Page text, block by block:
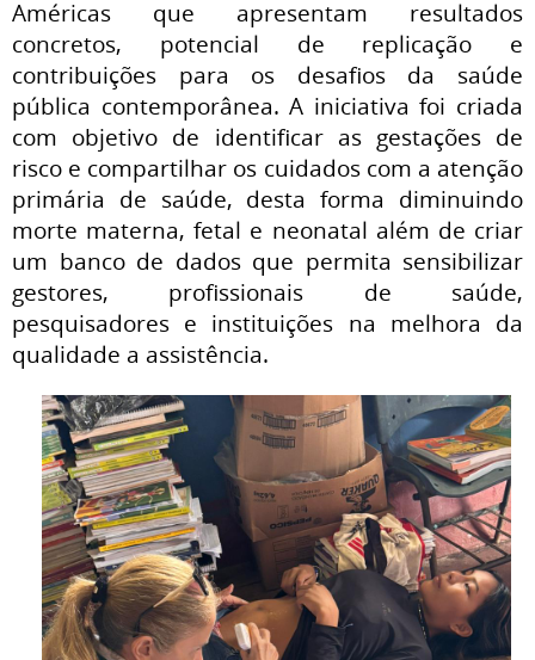
Américas que apresentam resultados
concretos, potencial de replicação e
contribuições para os desafios da saúde
pública contemporânea. A iniciativa foi criada
com objetivo de identificar as gestações de
risco e compartilhar os cuidados com a atenção
primária de saúde, desta forma diminuindo
morte materna, fetal e neonatal além de criar
um banco de dados que permita sensibilizar
gestores, profissionais de saúde,
pesquisadores e instituições na melhora da
qualidade a assistência.